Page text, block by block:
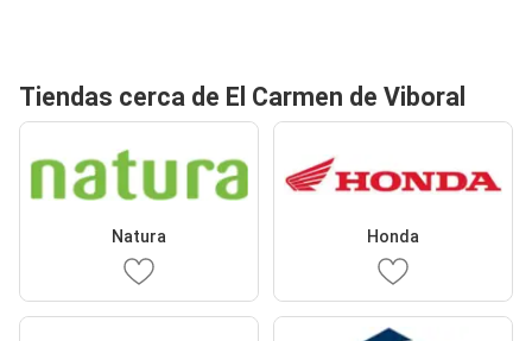
Tiendas cerca de El Carmen de Viboral
Natura Honda